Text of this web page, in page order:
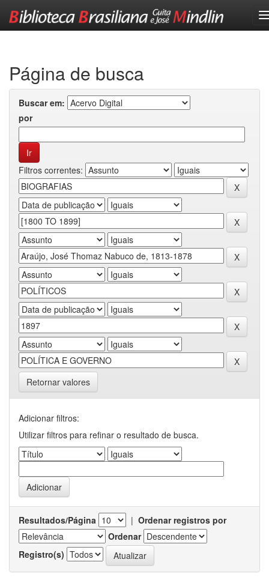
Página de busca
Buscar em:
por
Filtros correntes:
Retornar valores
Adicionar filtros:
Utilizar filtros para refinar o resultado de busca.
Resultados/Página | Ordenar registros por
Ordenar
Registro(s)